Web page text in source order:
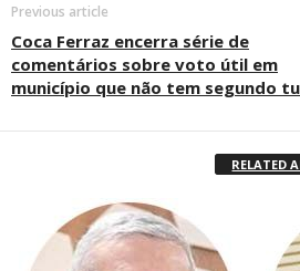
Previous article
Coca Ferraz encerra série de
comentários sobre voto útil em
município que não tem segundo
RELATED